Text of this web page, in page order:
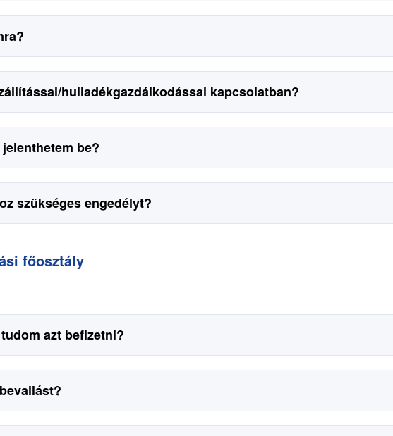
hulladékgazdálkodással kapcsolatban?
be?
szükséges engedélyt?
főosztály
azt befizetni?